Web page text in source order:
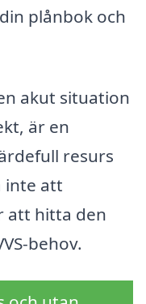
plånbok och
akut situation
är en
resurs
inte att
att hitta den
behov.